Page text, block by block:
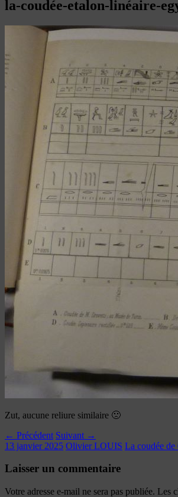
la-coudée-etalon-linéaire-
Zut, aucune reliure similaire 🙁
← Précédent Suivant →
13 janvier 2025 Olivier LOUIS La coudée de
Laisser un commentaire
Votre adresse e-mail ne sera pas publiée. Les